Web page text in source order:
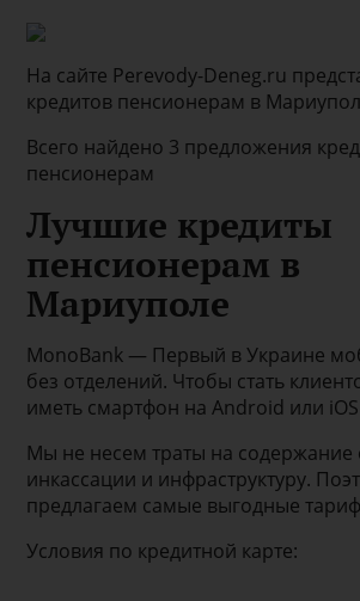
На сайте Perevody-Deneg.ru
кредитов пенсионерам в
Всего найдено 3 предложения
пенсионерам
Лучшие кредиты
пенсионерам в
Мариуполе
MonoBank — Первый в Украине
без отделений. Чтобы стать
иметь смартфон на Android или iOS
Мы не несем траты на содержание
инкассации и инфраструктуру.
предлагаем самые выгодные
Условия по кредитной карте: